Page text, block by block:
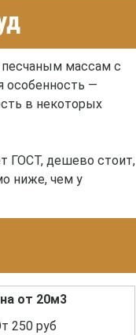
песчаным массам с
особенность —
в некоторых
ГОСТ, дешево стоит,
ниже, чем у
от 20м3
250 руб